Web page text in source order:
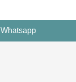
Whatsapp